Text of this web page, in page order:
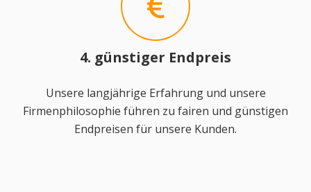
4. günstiger Endpreis
Unsere langjährige Erfahrung und unsere
Firmenphilosophie führen zu fairen und günstigen
Endpreisen für unsere Kunden.